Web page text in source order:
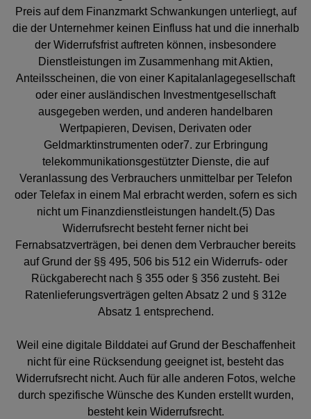
Preis auf dem Finanzmarkt Schwankungen unterliegt, auf
die der Unternehmer keinen Einfluss hat und die innerhalb
der Widerrufsfrist auftreten können, insbesondere
Dienstleistungen im Zusammenhang mit Aktien,
Anteilsscheinen, die von einer Kapitalanlagegesellschaft
oder einer ausländischen Investmentgesellschaft
ausgegeben werden, und anderen handelbaren
Wertpapieren, Devisen, Derivaten oder
Geldmarktinstrumenten oder7. zur Erbringung
telekommunikationsgestützter Dienste, die auf
Veranlassung des Verbrauchers unmittelbar per Telefon
oder Telefax in einem Mal erbracht werden, sofern es sich
nicht um Finanzdienstleistungen handelt.(5) Das
Widerrufsrecht besteht ferner nicht bei
Fernabsatzverträgen, bei denen dem Verbraucher bereits
auf Grund der §§ 495, 506 bis 512 ein Widerrufs- oder
Rückgaberecht nach § 355 oder § 356 zusteht. Bei
Ratenlieferungsverträgen gelten Absatz 2 und § 312e
Absatz 1 entsprechend.
Weil eine digitale Bilddatei auf Grund der Beschaffenheit
nicht für eine Rücksendung geeignet ist, besteht das
Widerrufsrecht nicht. Auch für alle anderen Fotos, welche
durch spezifische Wünsche des Kunden erstellt wurden,
besteht kein Widerrufsrecht.